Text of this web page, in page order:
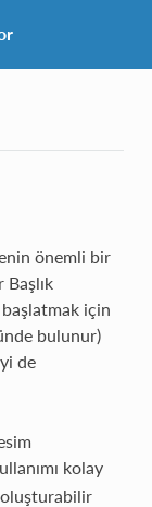
önemli bir
için
bulunur)
de
kolay
oluşturabilir